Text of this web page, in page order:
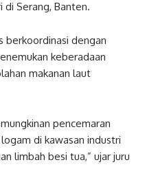
di Serang, Banten.
berkoordinasi dengan
keberadaan
makanan laut
pencemaran
di kawasan industri
limbah besi tua,” ujar juru